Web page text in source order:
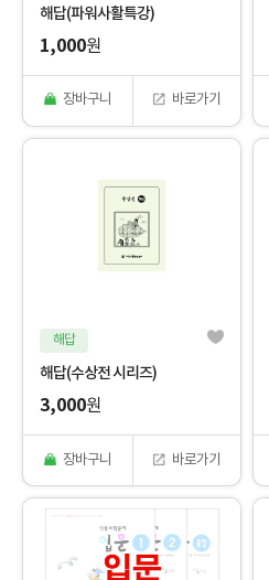
해답(파워사활특강)
1,000원
장바구니 바로가기
해답
해답(수상전 시리즈)
3,000원
장바구니 바로가기